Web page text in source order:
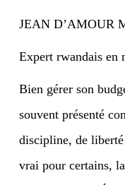
JEAN D’AMOUR
Expert rwandais en
Bien gérer son
souvent présenté
discipline, de
vrai pour certains,